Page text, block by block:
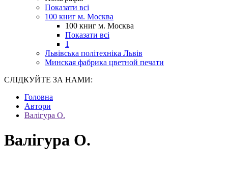
Показати всі
100 книг м. Москва
100 книг м. Москва
Показати всі
1
Львівська політехніка Львів
Минская фабрика цветной печати
СЛІДКУЙТЕ ЗА НАМИ:
Головна
Автори
Валігура О.
Валігура О.